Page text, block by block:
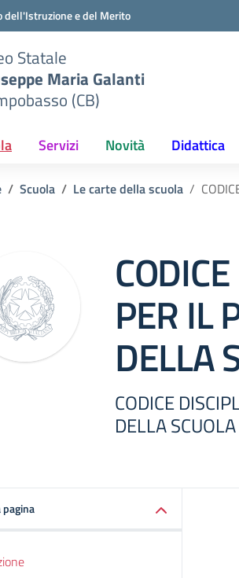
dell'Istruzione e del Merito
Statale
Maria Galanti
(CB)
Servizi Novità Didattica
Scuola Le carte della scuola
PER IL
DELLA
CODICE
DELLA SCUOLA